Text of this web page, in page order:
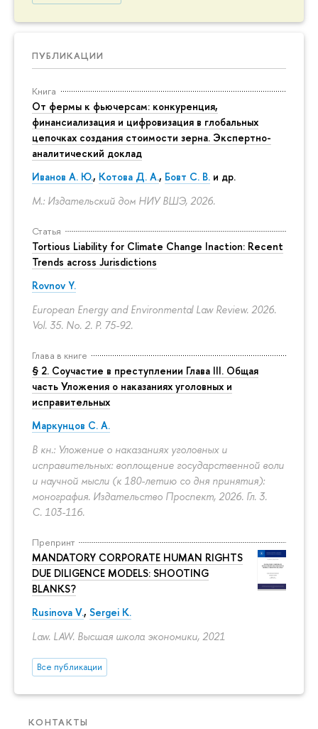
ПУБЛИКАЦИИ
Книга
От фермы к фьючерсам: конкуренция,
финансиализация и цифровизация в глобальных
цепочках создания стоимости зерна. Экспертно-
аналитический доклад
Иванов А. Ю., Котова Д. А., Бовт С. В. и др.
М.: Издательский дом НИУ ВШЭ, 2026.
Статья
Tortious Liability for Climate Change Inaction: Recent
Trends across Jurisdictions
Rovnov Y.
European Energy and Environmental Law Review. 2026.
Vol. 35. No. 2. P. 75-92.
Глава в книге
§ 2. Соучастие в преступлении Глава III. Общая
часть Уложения о наказаниях уголовных и
исправительных
Маркунцов С. А.
В кн.: Уложение о наказаниях уголовных и
исправительных: воплощение государственной воли
и научной мысли (к 180-летию со дня принятия):
монография. Издательство Проспект, 2026. Гл. 3.
С. 103-116.
Препринт
MANDATORY CORPORATE HUMAN RIGHTS
DUE DILIGENCE MODELS: SHOOTING
BLANKS?
Rusinova V., Sergei K.
Law. LAW. Высшая школа экономики, 2021
Все публикации
КОНТАКТЫ